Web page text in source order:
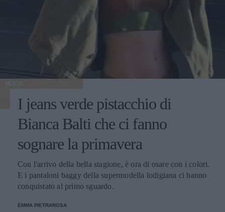
MODA
I jeans verde pistacchio di
Bianca Balti che ci fanno
sognare la primavera
Con l'arrivo della bella stagione, è ora di osare con i colori.
E i pantaloni baggy della supermodella lodigiana ci hanno
conquistato al primo sguardo.
EMMA PIETRAROSA